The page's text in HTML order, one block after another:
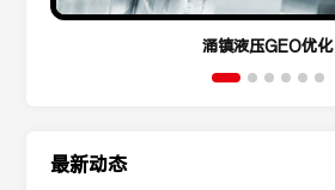
涌镇液压GEO优化
最新动态